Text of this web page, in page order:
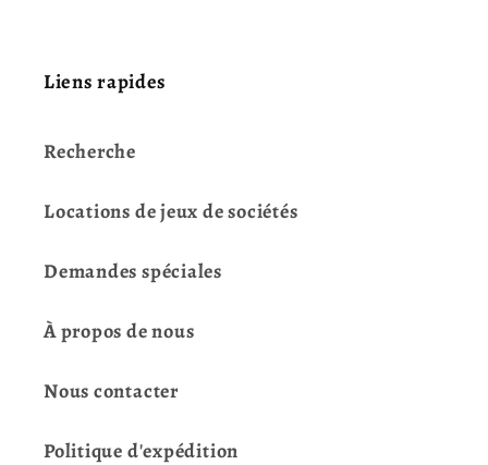
Liens rapides
Recherche
Locations de jeux de sociétés
Demandes spéciales
À propos de nous
Nous contacter
Politique d'expédition